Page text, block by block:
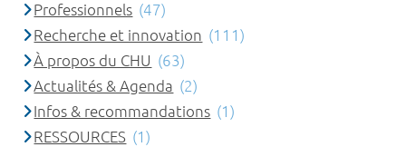
Professionnels (47)
Recherche et innovation (111)
À propos du CHU (63)
Actualités & Agenda (2)
Infos & recommandations (1)
RESSOURCES (1)